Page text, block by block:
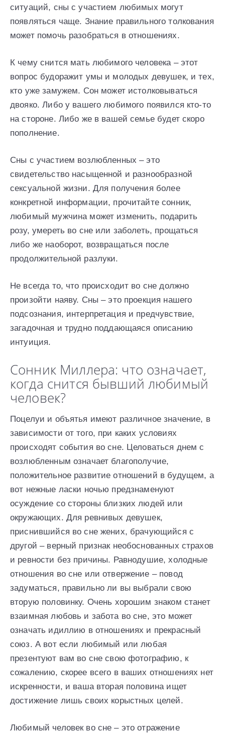
ситуаций, сны с участием любимых могут
появляться чаще. Знание правильного толкования
может помочь разобраться в отношениях.
К чему снится мать любимого человека – этот
вопрос будоражит умы и молодых девушек, и тех,
кто уже замужем. Сон может истолковываться
двояко. Либо у вашего любимого появился кто-то
на стороне. Либо же в вашей семье будет скоро
пополнение.
Сны с участием возлюбленных – это
свидетельство насыщенной и разнообразной
сексуальной жизни. Для получения более
конкретной информации, прочитайте сонник,
любимый мужчина может изменить, подарить
розу, умереть во сне или заболеть, прощаться
либо же наоборот, возвращаться после
продолжительной разлуки.
Не всегда то, что происходит во сне должно
произойти наяву. Сны – это проекция нашего
подсознания, интерпретация и предчувствие,
загадочная и трудно поддающаяся описанию
интуиция.
Сонник Миллера: что означает,
когда снится бывший любимый
человек?
Поцелуи и объятья имеют различное значение, в
зависимости от того, при каких условиях
происходят события во сне. Целоваться днем с
возлюбленным означает благополучие,
положительное развитие отношений в будущем, а
вот нежные ласки ночью предзнаменуют
осуждение со стороны близких людей или
окружающих. Для ревнивых девушек,
приснившийся во сне жених, брачующийся с
другой – верный признак необоснованных страхов
и ревности без причины. Равнодушие, холодные
отношения во сне или отвержение – повод
задуматься, правильно ли вы выбрали свою
вторую половинку. Очень хорошим знаком станет
взаимная любовь и забота во сне, это может
означать идиллию в отношениях и прекрасный
союз. А вот если любимый или любая
презентуют вам во сне свою фотографию, к
сожалению, скорее всего в ваших отношениях нет
искренности, и ваша вторая половина ищет
достижение лишь своих корыстных целей.
Любимый человек во сне – это отражение